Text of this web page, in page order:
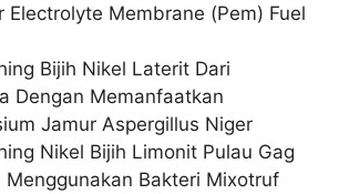
Electrolyte Membrane (Pem) Fuel
Bijih Nikel Laterit Dari
Dengan Memanfaatkan
Jamur Aspergillus Niger
Nikel Bijih Limonit Pulau Gag
Menggunakan Bakteri Mixotruf